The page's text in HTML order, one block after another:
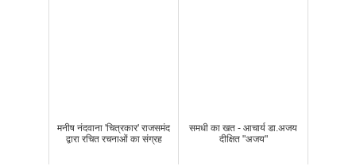
मनीष नंदवाना 'चित्रकार' राजसमंद
द्वारा रचित रचनाओं का संग्रह
समधी का खत - आचार्य डा.अजय
दीक्षित "अजय"